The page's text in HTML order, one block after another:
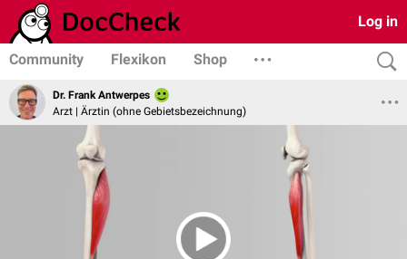
Log in
Community Flexikon Shop
Dr. Frank Antwerpes
Arzt | Ärztin (ohne Gebietsbezeichnung)